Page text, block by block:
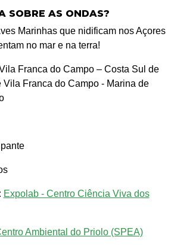
SOBRE AS ONDAS?
Marinhas que nidificam nos Açores
no mar e na terra!
Franca do Campo – Costa Sul de
Franca do Campo - Marina de
Expolab - Centro Ciência Viva dos
Ambiental do Priolo (SPEA)